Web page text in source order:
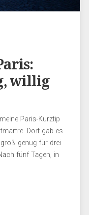
willig
Paris-Kurztip
Dort gab es
genug für drei
fünf Tagen, in